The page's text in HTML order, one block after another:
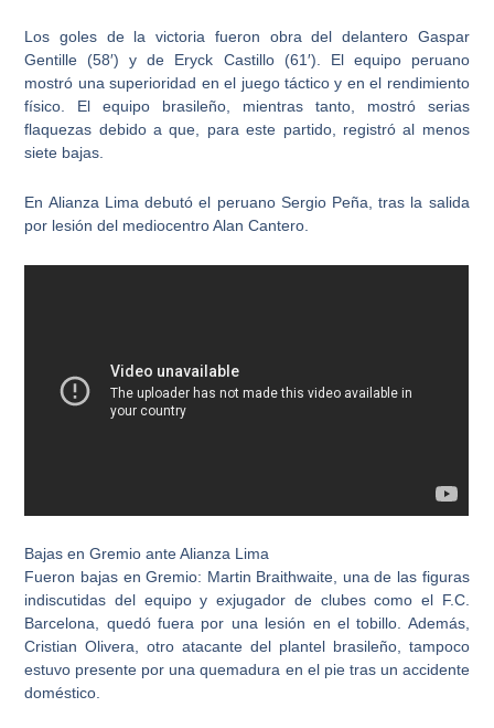
Los goles de la victoria fueron obra del delantero Gaspar
Gentille (58′) y de Eryck Castillo (61′). El equipo peruano
mostró una superioridad en el juego táctico y en el rendimiento
físico. El equipo brasileño, mientras tanto, mostró serias
flaquezas debido a que, para este partido, registró al menos
siete bajas.
En Alianza Lima debutó el peruano Sergio Peña , tras la salida
por lesión del mediocentro Alan Cantero.
Bajas en Gremio ante Alianza Lima
Fueron bajas en Gremio: Martin Braithwaite , una de las figuras
indiscutidas del equipo y exjugador de clubes como el F.C.
Barcelona, quedó fuera por una lesión en el tobillo. Además,
Cristian Olivera , otro atacante del plantel brasileño, tampoco
estuvo presente por una quemadura en el pie tras un accidente
doméstico.